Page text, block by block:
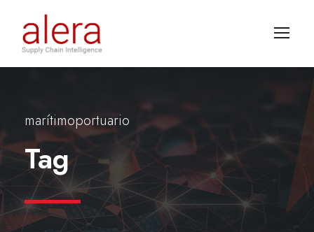
marítimoportuario
Tag